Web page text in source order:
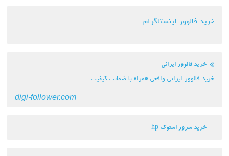
خرید فالوور اینستاگرام
خرید فالوور ایرانی
خرید فالوور ایرانی وافعی همراه با ضمانت کیفیت
digi-follower.com
خرید سرور استوک hp